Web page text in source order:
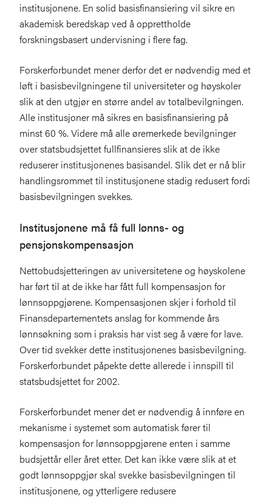
institusjonene. En solid basisfinansiering vil sikre en
akademisk beredskap ved å opprettholde
forskningsbasert undervisning i flere fag.
Forskerforbundet mener derfor det er nødvendig med et
løft i basisbevilgningene til universiteter og høyskoler
slik at den utgjør en større andel av totalbevilgningen.
Alle institusjoner må sikres en basisfinansiering på
minst 60 %. Videre må alle øremerkede bevilgninger
over statsbudsjettet fullfinansieres slik at de ikke
reduserer institusjonenes basisandel. Slik det er nå blir
handlingsrommet til institusjonene stadig redusert fordi
basisbevilgningen svekkes.
Institusjonene må få full lønns- og
pensjonskompensasjon
Nettobudsjetteringen av universitetene og høyskolene
har ført til at de ikke har fått full kompensasjon for
lønnsoppgjørene. Kompensasjonen skjer i forhold til
Finansdepartementets anslag for kommende års
lønnsøkning som i praksis har vist seg å være for lave.
Over tid svekker dette institusjonenes basisbevilgning.
Forskerforbundet påpekte dette allerede i innspill til
statsbudsjettet for 2002.
Forskerforbundet mener det er nødvendig å innføre en
mekanisme i systemet som automatisk fører til
kompensasjon for lønnsoppgjørene enten i samme
budsjettår eller året etter. Det kan ikke være slik at et
godt lønnsoppgjør skal svekke basisbevilgningen til
institusjonene, og ytterligere redusere